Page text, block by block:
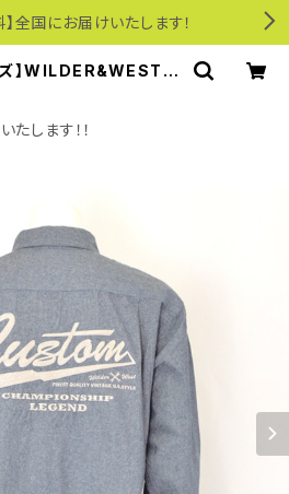
】全国にお届けいたします！
ズ】WILDER&WEST｜
メンズ ブルー | モリ
ンラインショップ｜ビ
します！！